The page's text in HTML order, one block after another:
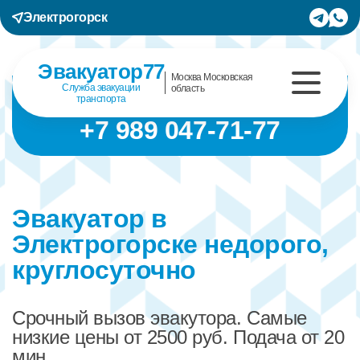
Электрогорск
Эвакуатор77
Служба эвакуации
транспорта
Москва Московская
область
+7 989 047-71-77
Эвакуатор в
Электрогорске недорого,
круглосуточно
Срочный вызов эвакутора. Самые
низкие цены от 2500 руб. Подача от 20